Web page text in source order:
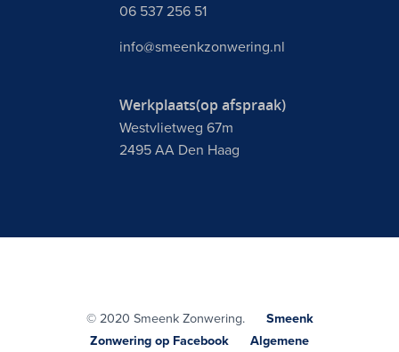
06 537 256 51
info@smeenkzonwering.nl
Werkplaats(op afspraak)
Westvlietweg 67m
2495 AA Den Haag
© 2020 Smeenk Zonwering. Smeenk
Zonwering op Facebook
Algemene